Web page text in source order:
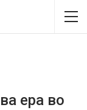
ера во